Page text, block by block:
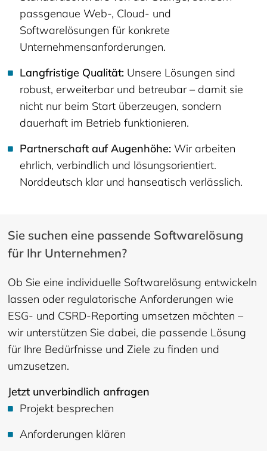
passgenaue Web-, Cloud- und
Softwarelösungen für konkrete
Unternehmensanforderungen.
Langfristige Qualität: Unsere Lösungen sind
robust, erweiterbar und betreubar – damit sie
nicht nur beim Start überzeugen, sondern
dauerhaft im Betrieb funktionieren.
Partnerschaft auf Augenhöhe:Wir arbeiten
ehrlich, verbindlich und lösungsorientiert.
Norddeutsch klar und hanseatisch verlässlich.
Sie suchen eine passende Softwarelösung
für Ihr Unternehmen?
Ob Sie eine individuelle Softwarelösung entwickeln
lassen oder regulatorische Anforderungen wie
ESG- und CSRD-Reporting umsetzen möchten –
wir unterstützen Sie dabei, die passende Lösung
für Ihre Bedürfnisse und Ziele zu finden und
umzusetzen.
Jetzt unverbindlich anfragen
Projekt besprechen
Anforderungen klären